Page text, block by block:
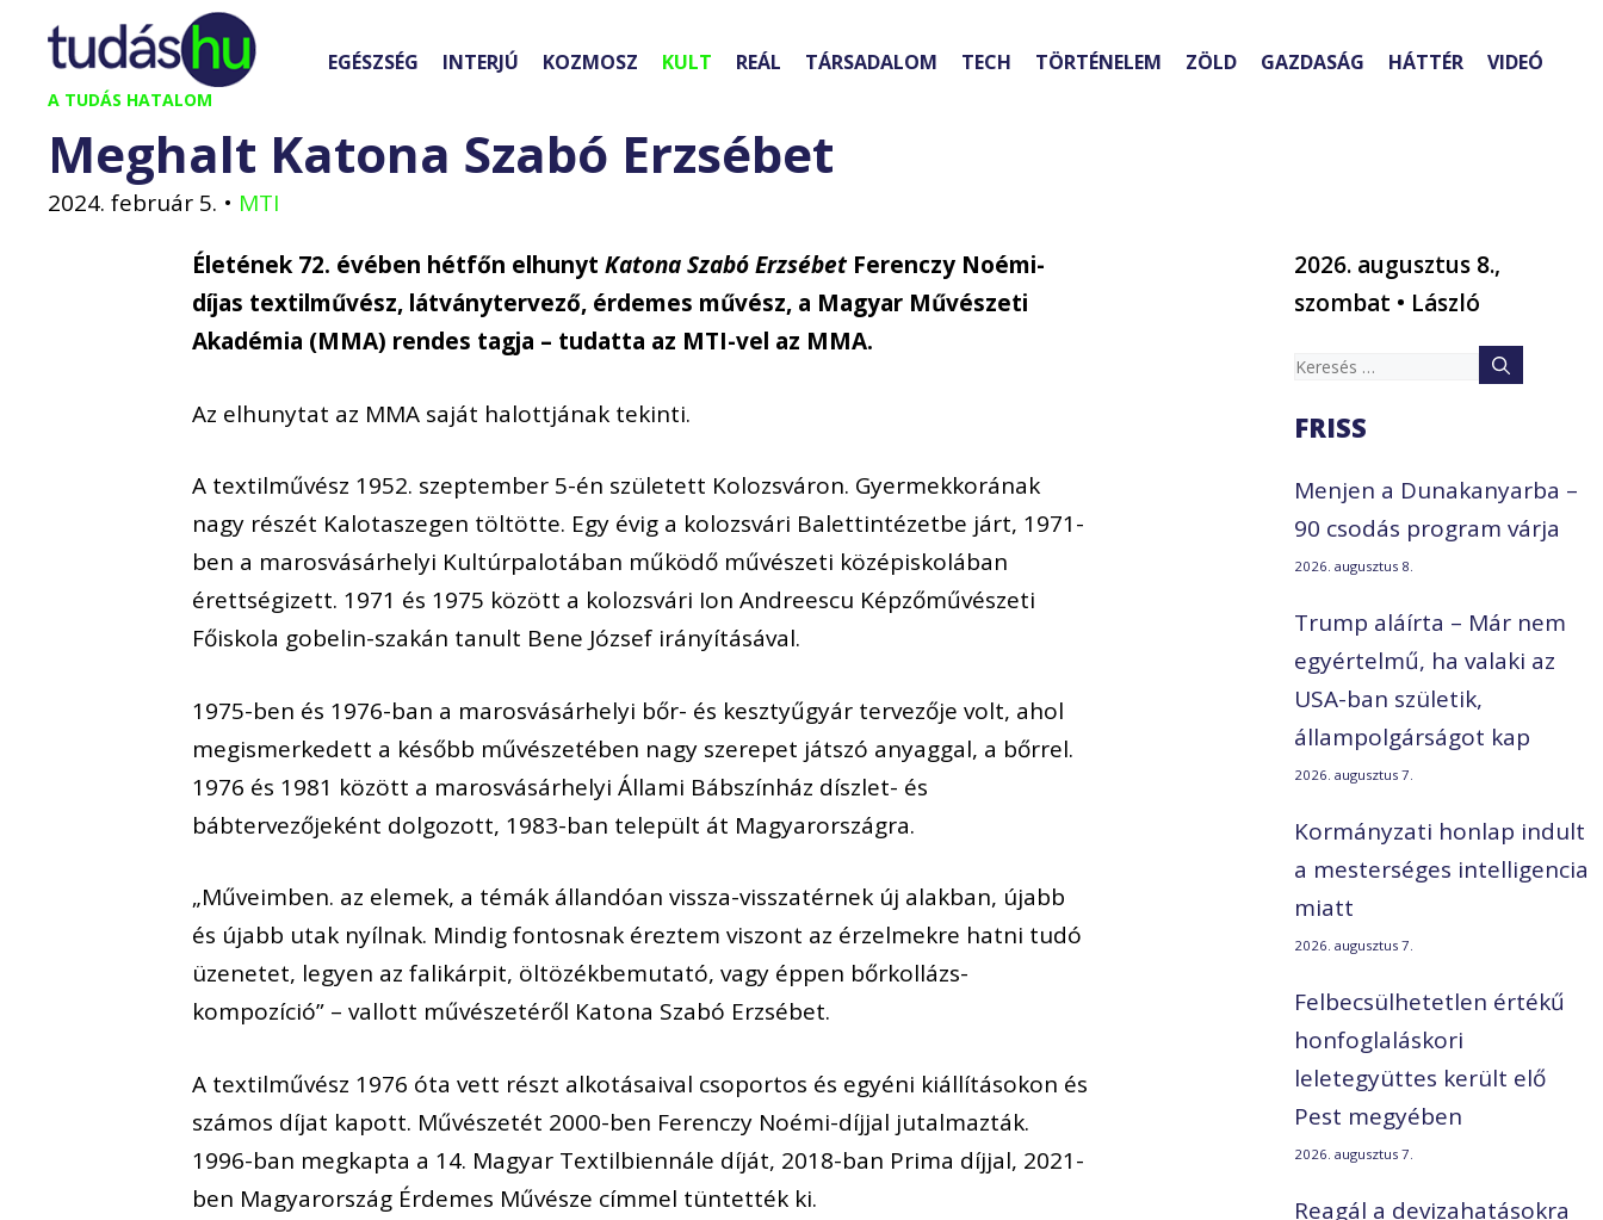
Kilépés
tartalomba
A TUDÁS HATALOM
EGÉSZSÉG INTERJÚ KOZMOSZ KULT REÁL TÁRSADALOM TECH TÖRTÉNELEM ZÖLD GAZDASÁG HÁTTÉR VIDEÓ
Meghalt Katona Szabó Erzsébet
2024. február 5. • MTI
Életének 72. évében hétfőn elhunytKatona Szabó Erzsébet Ferenczy Noémi-
díjas textilművész, látványtervező, érdemes művész, a Magyar Művészeti
Akadémia (MMA) rendes tagja – tudatta az MTI-vel az MMA.
Az elhunytat az MMA saját halottjának tekinti.
A textilművész 1952. szeptember 5-én született Kolozsváron. Gyermekkorának
nagy részét Kalotaszegen töltötte. Egy évig a kolozsvári Balettintézetbe járt, 1971-
ben a marosvásárhelyi Kultúrpalotában működő művészeti középiskolában
érettségizett. 1971 és 1975 között a kolozsvári Ion Andreescu Képzőművészeti
Főiskola gobelin-szakán tanult Bene József irányításával.
1975-ben és 1976-ban a marosvásárhelyi bőr- és kesztyűgyár tervezője volt, ahol
megismerkedett a később művészetében nagy szerepet játszó anyaggal, a bőrrel.
1976 és 1981 között a marosvásárhelyi Állami Bábszínház díszlet- és
bábtervezőjeként dolgozott, 1983-ban települt át Magyarországra.
„Műveimben. az elemek, a témák állandóan vissza-visszatérnek új alakban, újabb
és újabb utak nyílnak. Mindig fontosnak éreztem viszont az érzelmekre hatni tudó
üzenetet, legyen az falikárpit, öltözékbemutató, vagy éppen bőrkollázs-
kompozíció” – vallott művészetéről Katona Szabó Erzsébet.
A textilművész 1976 óta vett részt alkotásaival csoportos és egyéni kiállításokon és
számos díjat kapott. Művészetét 2000-ben Ferenczy Noémi-díjjal jutalmazták.
1996-ban megkapta a 14. Magyar Textilbiennále díját, 2018-ban Prima díjjal, 2021-
ben Magyarország Érdemes Művésze címmel tüntették ki.
2026. augusztus 8.,
szombat • László
Keresés:
FRISS
Menjen a Dunakanyarba –
90 csodás program várja
2026. augusztus 8.
Trump aláírta – Már nem
egyértelmű, ha valaki az
USA-ban születik,
állampolgárságot kap
2026. augusztus 7.
Kormányzati honlap indult
a mesterséges intelligencia
miatt
2026. augusztus 7.
Felbecsülhetetlen értékű
honfoglaláskori
leletegyüttes került elő
Pest megyében
2026. augusztus 7.
Reagál a devizahatásokra